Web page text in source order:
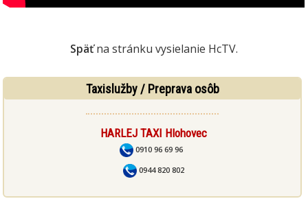
Späťna stránku vysielanie HcTV.
Taxislužby / Preprava osôb
HARLEJ TAXI Hlohovec
0910 96 69 96
0944 820 802